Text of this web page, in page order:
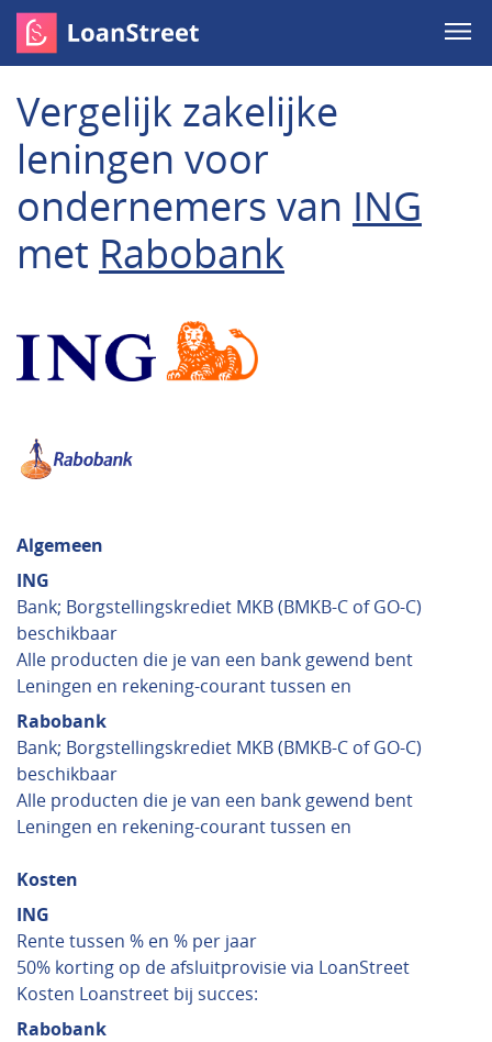
Vergelijk zakelijke
leningen voor
ondernemers van ING
met Rabobank
Algemeen
ING
Bank; Borgstellingskrediet MKB (BMKB-C of GO-C)
beschikbaar
Alle producten die je van een bank gewend bent
Leningen en rekening-courant tussen en
Rabobank
Bank; Borgstellingskrediet MKB (BMKB-C of GO-C)
beschikbaar
Alle producten die je van een bank gewend bent
Leningen en rekening-courant tussen en
Kosten
ING
Rente tussen % en % per jaar
50% korting op de afsluitprovisie via LoanStreet
Kosten Loanstreet bij succes:
Rabobank